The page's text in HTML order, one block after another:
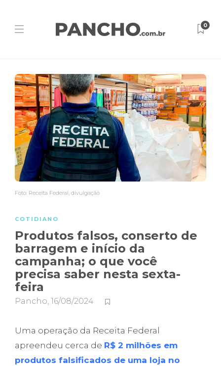
0
Foto: Receita Federal, divulgação
COTIDIANO
Produtos falsos, conserto de
barragem e início da
campanha; o que você
precisa saber nesta sexta-
feira
Pancho, 16/08/2024
Uma operação da Receita Federal
apreendeu cerca de R$ 2 milhões em
produtos falsificados de uma loja no